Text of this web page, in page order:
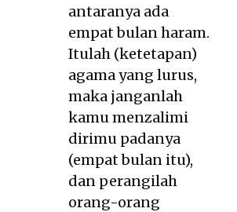
antaranya ada
empat bulan haram.
Itulah (ketetapan)
agama yang lurus,
maka janganlah
kamu menzalimi
dirimu padanya
(empat bulan itu),
dan perangilah
orang-orang